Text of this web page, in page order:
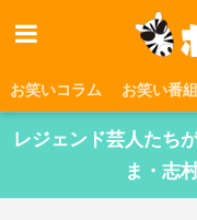
お笑いコラム お笑い番
レジェンド芸人たち
ま・志